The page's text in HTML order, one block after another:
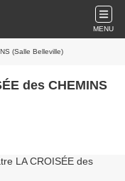
MENU
(Salle Belleville)
des CHEMINS